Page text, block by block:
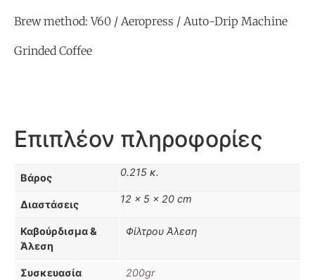
Brew method: V60 / Aeropress / Auto-Drip Machine
Grinded Coffee
Επιπλέον πληροφορίες
Βάρος 0.215 κ.
Διαστάσεις 12 × 5 × 20 cm
Καβούρδισμα &
Άλεση
Φίλτρου Άλεση
Συσκευασία 200gr